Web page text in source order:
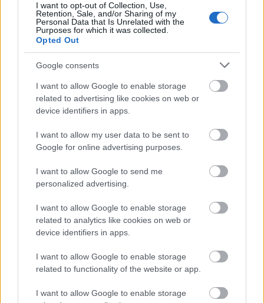
I want to opt-out of Collection, Use,
Retention, Sale, and/or Sharing of my
Personal Data that Is Unrelated with the
Purposes for which it was collected.
Opted Out
Google consents
I want to allow Google to enable storage
related to advertising like cookies on web or
device identifiers in apps.
I want to allow my user data to be sent to
Google for online advertising purposes.
I want to allow Google to send me
personalized advertising.
I want to allow Google to enable storage
related to analytics like cookies on web or
device identifiers in apps.
I want to allow Google to enable storage
related to functionality of the website or app.
I want to allow Google to enable storage
Pret: 146 lei
Pret: 239,99 lei
Rochie 3Suisses
Model:1556926034
Rochie TinaR
Model: EXR004 Auriu